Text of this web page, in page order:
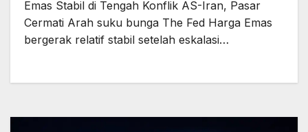
Emas Stabil di Tengah Konflik AS-Iran, Pasar
Cermati Arah suku bunga The Fed Harga Emas
bergerak relatif stabil setelah eskalasi…